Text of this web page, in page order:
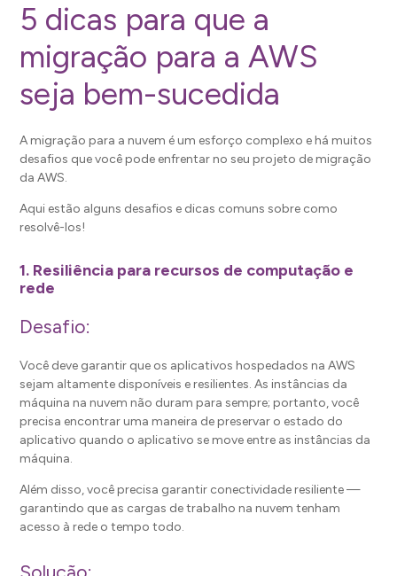
5 dicas para que a
migração para a AWS
seja bem-sucedida
A migração para a nuvem é um esforço complexo e há muitos
desafios que você pode enfrentar no seu projeto de migração
da AWS.
Aqui estão alguns desafios e dicas comuns sobre como
resolvê-los!
1. Resiliência para recursos de computação e
rede
Desafio:
Você deve garantir que os aplicativos hospedados na AWS
sejam altamente disponíveis e resilientes. As instâncias da
máquina na nuvem não duram para sempre; portanto, você
precisa encontrar uma maneira de preservar o estado do
aplicativo quando o aplicativo se move entre as instâncias da
máquina.
Além disso, você precisa garantir conectividade resiliente —
garantindo que as cargas de trabalho na nuvem tenham
acesso à rede o tempo todo.